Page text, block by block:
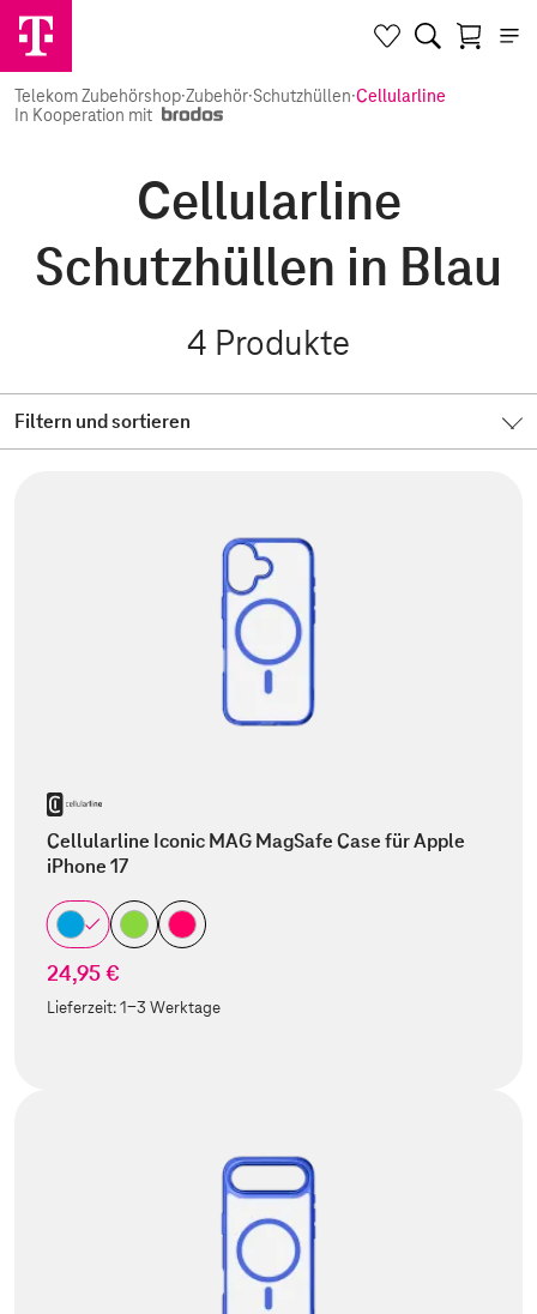
Telekom Zubehörshop·Zubehör·Schutzhüllen·Cellularline
In Kooperation mit
Cellularline
Schutzhüllen in Blau
4 Produkte
Filtern und sortieren
Cellularline Iconic MAG MagSafe Case für Apple
iPhone 17
24,95 €
Lieferzeit:1-3 Werktage